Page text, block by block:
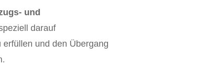
und
darauf
und den Übergang